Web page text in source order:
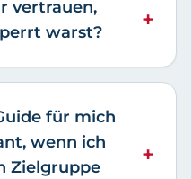
vertrauen,
warst?
+
für mich
wenn ich
Zielgruppe
+